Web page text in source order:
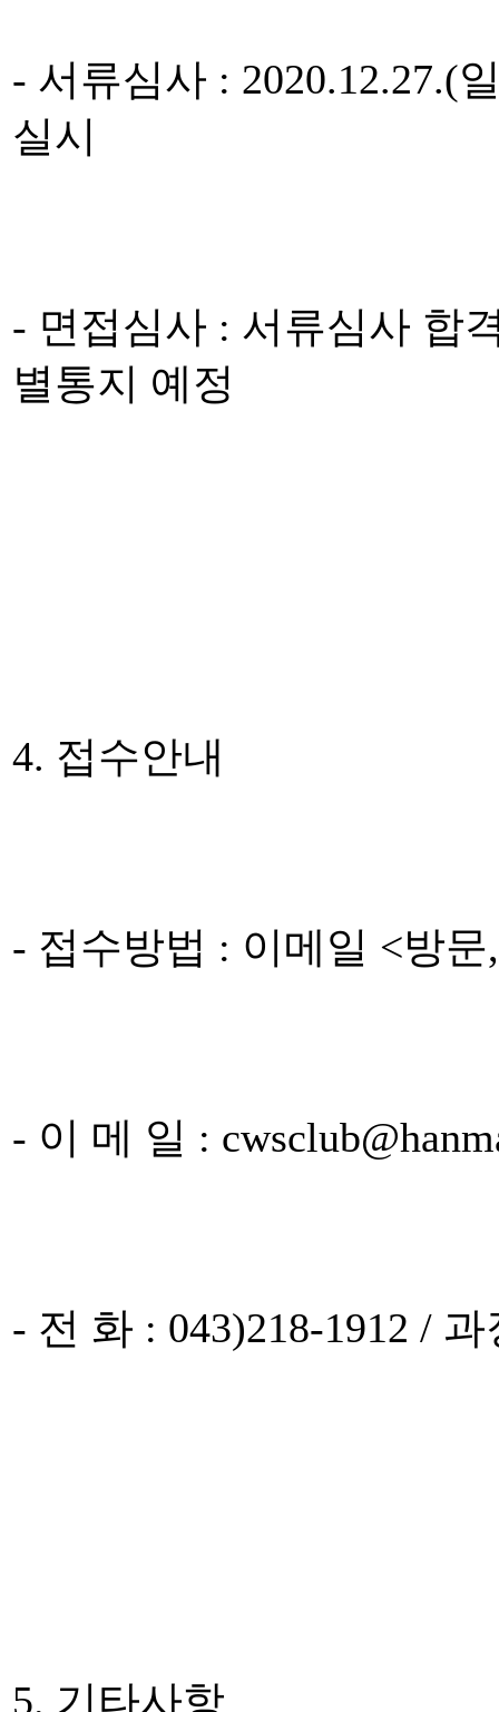
- 서류심사 : 2020.12.27.(
실시
- 면접심사 : 서류심사 합
별통지 예정
4. 접수안내
- 접수방법 : 이메일 <방
- 이 메 일 :
- 전 화 : 043)218-1912 /
5. 기타사항